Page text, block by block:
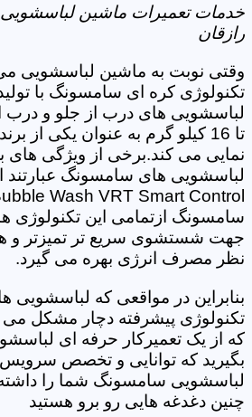
خدمات تعمیرات ماشین
رازقان
وقتی نوبت به ماشین لباسشویی
تکنولوژی کره ای سامسونگ با
تا 16 کیلو گرم به عنوان یکی از
نمایی می کند.برخی از ویژگی های
سامسونگ ازتمامی این تکنولوژی
جهت شستشوی سریع تر تمیزتر و
نظر مصرف انرژی بهره می گیرد.
بنابراین در مواقعی که لباسشویی
تکنولوژی پیشرفته دچار مشکل می
که از یک تعمیرکار حرفه ای
بگیرید که توانایی و تخصص سرویس
لباسشویی سامسونگ شما را
چنین دغدغه هایی رو برو هستید